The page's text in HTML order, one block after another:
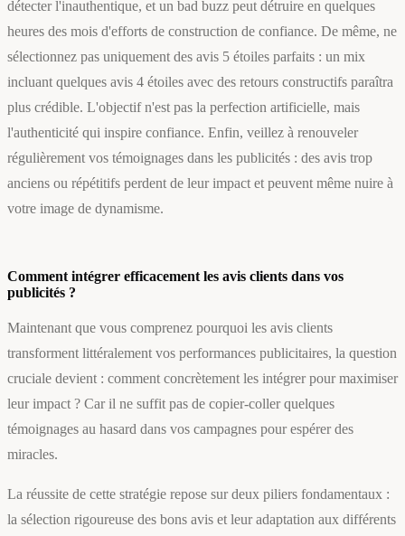
détecter l'inauthentique, et un bad buzz peut détruire en quelques
heures des mois d'efforts de construction de confiance. De même, ne
sélectionnez pas uniquement des avis 5 étoiles parfaits : un mix
incluant quelques avis 4 étoiles avec des retours constructifs paraîtra
plus crédible. L'objectif n'est pas la perfection artificielle, mais
l'authenticité qui inspire confiance. Enfin, veillez à renouveler
régulièrement vos témoignages dans les publicités : des avis trop
anciens ou répétitifs perdent de leur impact et peuvent même nuire à
votre image de dynamisme.
Comment intégrer efficacement les avis clients dans vos
publicités ?
Maintenant que vous comprenez pourquoi les avis clients
transforment littéralement vos performances publicitaires, la question
cruciale devient : comment concrètement les intégrer pour maximiser
leur impact ? Car il ne suffit pas de copier-coller quelques
témoignages au hasard dans vos campagnes pour espérer des
miracles.
La réussite de cette stratégie repose sur deux piliers fondamentaux :
la sélection rigoureuse des bons avis et leur adaptation aux différents